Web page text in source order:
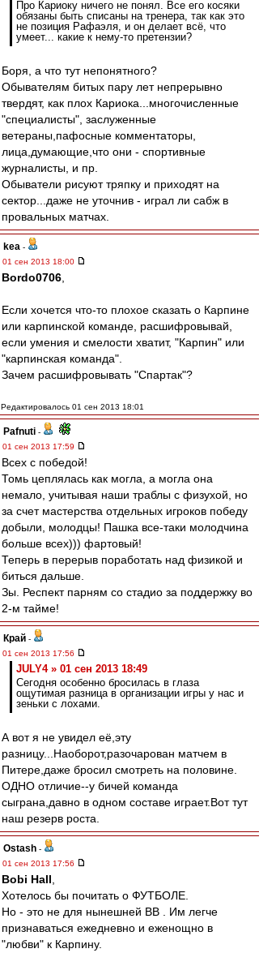
Про Кариоку ничего не понял. Все его косяки
обязаны быть списаны на тренера, так как это
не позиция Рафаэля, и он делает всё, что
умеет... какие к нему-то претензии?
Боря, а что тут непонятного?
Обывателям битых пару лет непрерывно
твердят, как плох Кариока...многочисленные
"специалисты", заслуженные
ветераны,пафосные комментаторы,
лица,думающие,что они - спортивные
журналисты, и пр.
Обыватели рисуют тряпку и приходят на
сектор...даже не уточнив - играл ли сабж в
провальных матчах.
kea -
01 сен 2013 18:00
Bordo0706
Если хочется что-то плохое сказать о Карпине
или карпинской команде, расшифровывай,
если умения и смелости хватит, "Карпин" или
"карпинская команда".
Зачем расшифровывать "Спартак"?
Редактировалось 01 сен 2013 18:01
Pafnuti -
01 сен 2013 17:59
Всех с победой!
Томь цеплялась как могла, а могла она
немало, учитывая наши траблы с физухой, но
за счет мастерства отдельных игроков победу
добыли, молодцы! Пашка все-таки молодчина
больше всех))) фартовый!
Теперь в перерыв поработать над физикой и
биться дальше.
Зы. Респект парням со стадио за поддержку во
2-м тайме!
Край -
01 сен 2013 17:56
JULY4 » 01 сен 2013 18:49
Сегодня особенно бросилась в глаза
ощутимая разница в организации игры у нас и
зеньки с лохами.
А вот я не увидел её,эту
разницу...Наоборот,разочарован матчем в
Питере,даже бросил смотреть на половине.
ОДНО отличие--у бичей команда
сыграна,давно в одном составе играет.Вот тут
наш резерв роста.
Ostash -
01 сен 2013 17:56
Bobi Hall
Хотелось бы почитать о ФУТБОЛЕ.
Но - это не для нынешней ВВ . Им легче
признаваться ежедневно и еженощно в
"любви" к Карпину.